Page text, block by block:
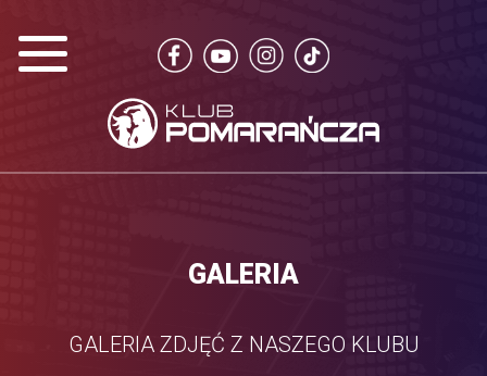
GALERIA
GALERIA ZDJĘĆ Z NASZEGO KLUBU